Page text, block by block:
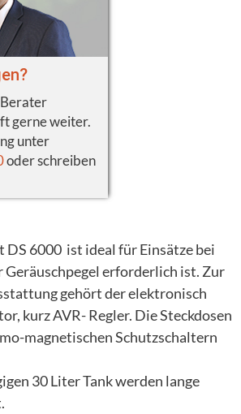
gerne weiter.
unter
oder schreiben
DS 6000 ist ideal für Einsätze bei
Geräuschpegel erforderlich ist. Zur
gehört der elektronisch
kurz AVR- Regler. Die Steckdosen
magnetischen Schutzschaltern
30 Liter Tank werden lange